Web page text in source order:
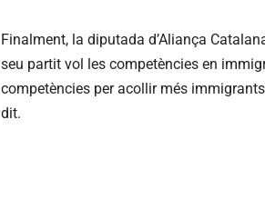
Finalment, la diputada d’Aliança
seu partit vol les competències en
competències per acollir més
dit.